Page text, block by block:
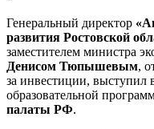
Генеральный директор
развития Ростовской
заместителем министра
Денисом Тюпышевым,
за инвестиции, выступил
образовательной
палаты РФ.